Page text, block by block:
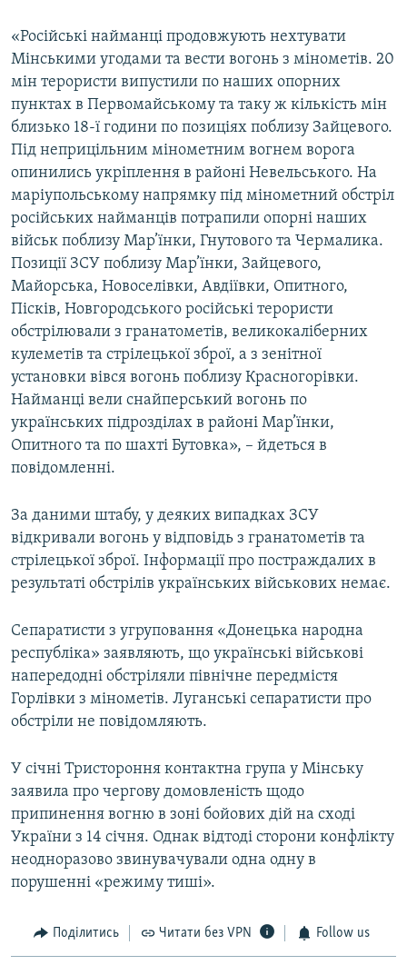
«Російські найманці продовжують нехтувати
Мінськими угодами та вести вогонь з мінометів. 20
мін терористи випустили по наших опорних
пунктах в Первомайському та таку ж кількість мін
близько 18-ї години по позиціях поблизу Зайцевого.
Під неприцільним мінометним вогнем ворога
опинились укріплення в районі Невельського. На
маріупольському напрямку під мінометний обстріл
російських найманців потрапили опорні наших
військ поблизу Мар’їнки, Гнутового та Чермалика.
Позиції ЗСУ поблизу Мар’їнки, Зайцевого,
Майорська, Новоселівки, Авдіївки, Опитного,
Пісків, Новгородського російські терористи
обстрілювали з гранатометів, великокаліберних
кулеметів та стрілецької зброї, а з зенітної
установки вівся вогонь поблизу Красногорівки.
Найманці вели снайперський вогонь по
українських підрозділах в районі Мар’їнки,
Опитного та по шахті Бутовка», – йдеться в
повідомленні.
За даними штабу, у деяких випадках ЗСУ
відкривали вогонь у відповідь з гранатометів та
стрілецької зброї. Інформації про постраждалих в
результаті обстрілів українських військових немає.
Сепаратисти з угруповання «Донецька народна
республіка» заявляють, що українські військові
напередодні обстріляли північне передмістя
Горлівки з мінометів. Луганські сепаратисти про
обстріли не повідомляють.
У січні Тристороння контактна група у Мінську
заявила про чергову домовленість щодо
припинення вогню в зоні бойових дій на сході
України з 14 січня. Однак відтоді сторони конфлікту
неодноразово звинувачували одна одну в
порушенні «режиму тиші».
Поділитись Читати без VPN Follow us